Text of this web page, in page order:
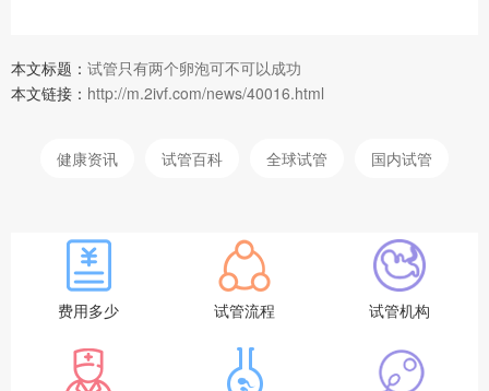
本文标题： 试管只有两个卵泡可不可以成功
本文链接： http://m.2ivf.com/news/40016.html
健康资讯 试管百科 全球试管 国内试管
费用多少 试管流程 试管机构